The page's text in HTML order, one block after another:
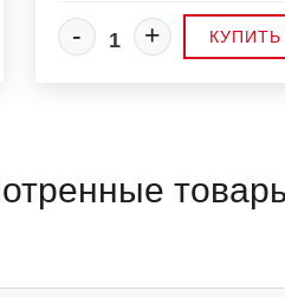
- + КУПИТЬ